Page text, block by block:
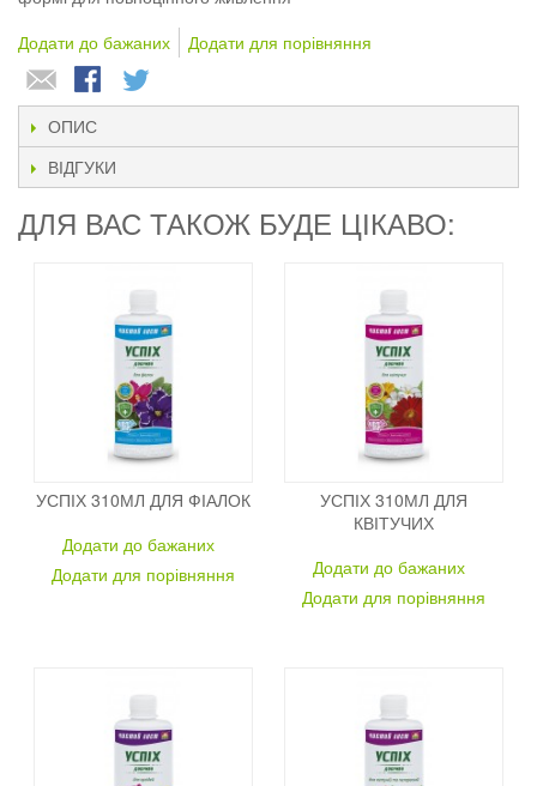
Додати до бажаних
Додати для порівняння
ОПИС
ВІДГУКИ
ДЛЯ ВАС ТАКОЖ БУДЕ ЦІКАВО:
УСПІХ 310МЛ ДЛЯ ФІАЛОК
Додати до бажаних
Додати для порівняння
УСПІХ 310МЛ ДЛЯ
КВІТУЧИХ
Додати до бажаних
Додати для порівняння